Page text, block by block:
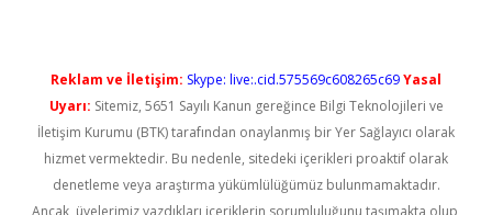
Reklam ve İletişim: Skype: live:.cid.575569c608265c69Yasal
Uyarı: Sitemiz, 5651 Sayılı Kanun gereğince Bilgi Teknolojileri ve
İletişim Kurumu (BTK) tarafından onaylanmış bir Yer Sağlayıcı olarak
hizmet vermektedir. Bu nedenle, sitedeki içerikleri proaktif olarak
denetleme veya araştırma yükümlülüğümüz bulunmamaktadır.
Ancak, üyelerimiz yazdıkları içeriklerin sorumluluğunu taşımakta olup,